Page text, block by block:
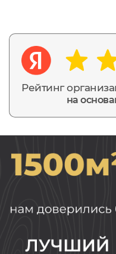
Рейтинг
на